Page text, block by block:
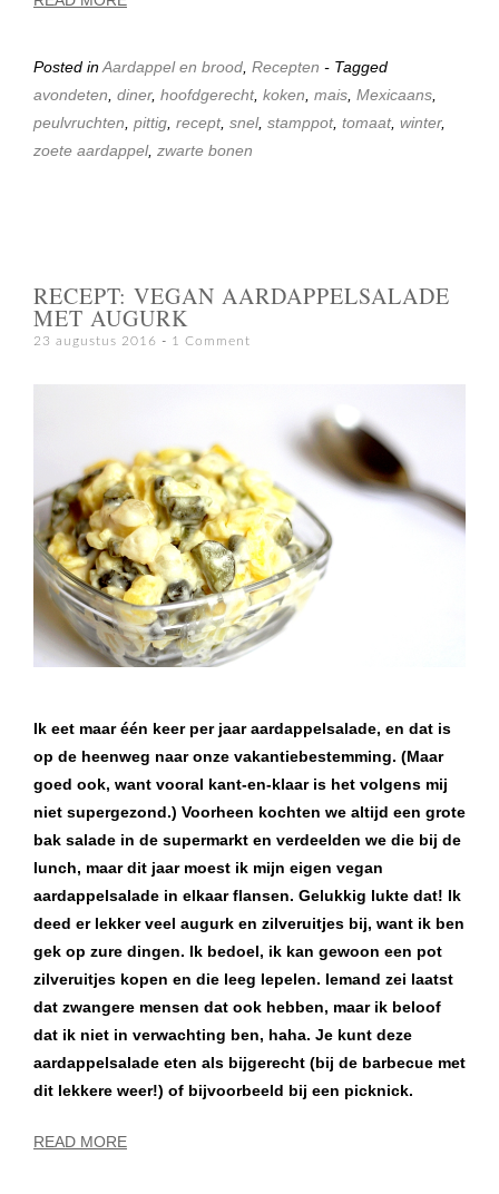
Posted inAardappel en brood Recepten - Tagged
avondeten diner, hoofdgerecht, koken mais Mexicaans
peulvruchten pittig recept, snel, stamppot, tomaat, winter,
zoete aardappel, zwarte bonen
RECEPT: VEGAN AARDAPPELSALADE
MET AUGURK
23 augustus 2016 1 Comment
Ik eet maar één keer per jaar aardappelsalade, en dat is
op de heenweg naar onze vakantiebestemming. (Maar
goed ook, want vooral kant-en-klaar is het volgens mij
niet supergezond.) Voorheen kochten we altijd een grote
bak salade in de supermarkt en verdeelden we die bij de
lunch, maar dit jaar moest ik mijn eigen vegan
aardappelsalade in elkaar flansen. Gelukkig lukte dat! Ik
deed er lekker veel augurk en zilveruitjes bij, want ik ben
gek op zure dingen. Ik bedoel, ik kan gewoon een pot
zilveruitjes kopen en die leeg lepelen. Iemand zei laatst
dat zwangere mensen dat ook hebben, maar ik beloof
dat ik niet in verwachting ben, haha. Je kunt deze
aardappelsalade eten als bijgerecht (bij de barbecue met
dit lekkere weer!) of bijvoorbeeld bij een picknick.
READ MORE